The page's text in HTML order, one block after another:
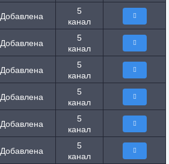
Добавлена
5
канал
Добавлена
5
канал
Добавлена
5
канал
Добавлена
5
канал
Добавлена
5
канал
Добавлена
5
канал